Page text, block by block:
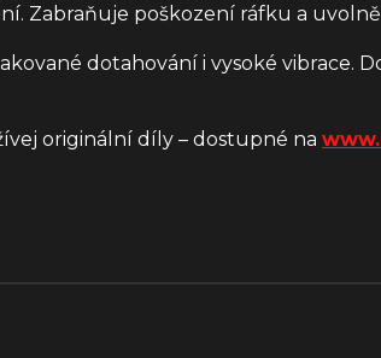
Zabraňuje poškození ráfku a
dotahování i vysoké vibrace.
originální díly – dostupné na